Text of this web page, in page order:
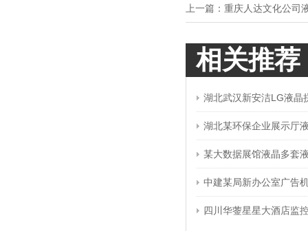
上一篇： 重庆人达文化公司
相关推荐
湖北武汉新安洁LG液晶
湖北某环保企业展示厅
某大数据展馆液晶多套
中建某局新办公室广告
四川华蓥星星大酒店监